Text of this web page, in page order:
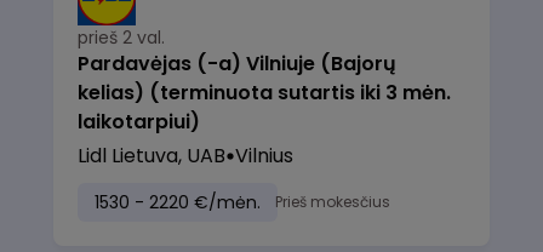
prieš 2 val.
Pardavėjas (-a) Vilniuje (Bajorų
kelias) (terminuota sutartis iki 3 mėn.
laikotarpiui)
Lidl Lietuva, UAB Vilnius
1530 - 2220 €/mėn. Prieš mokesčius